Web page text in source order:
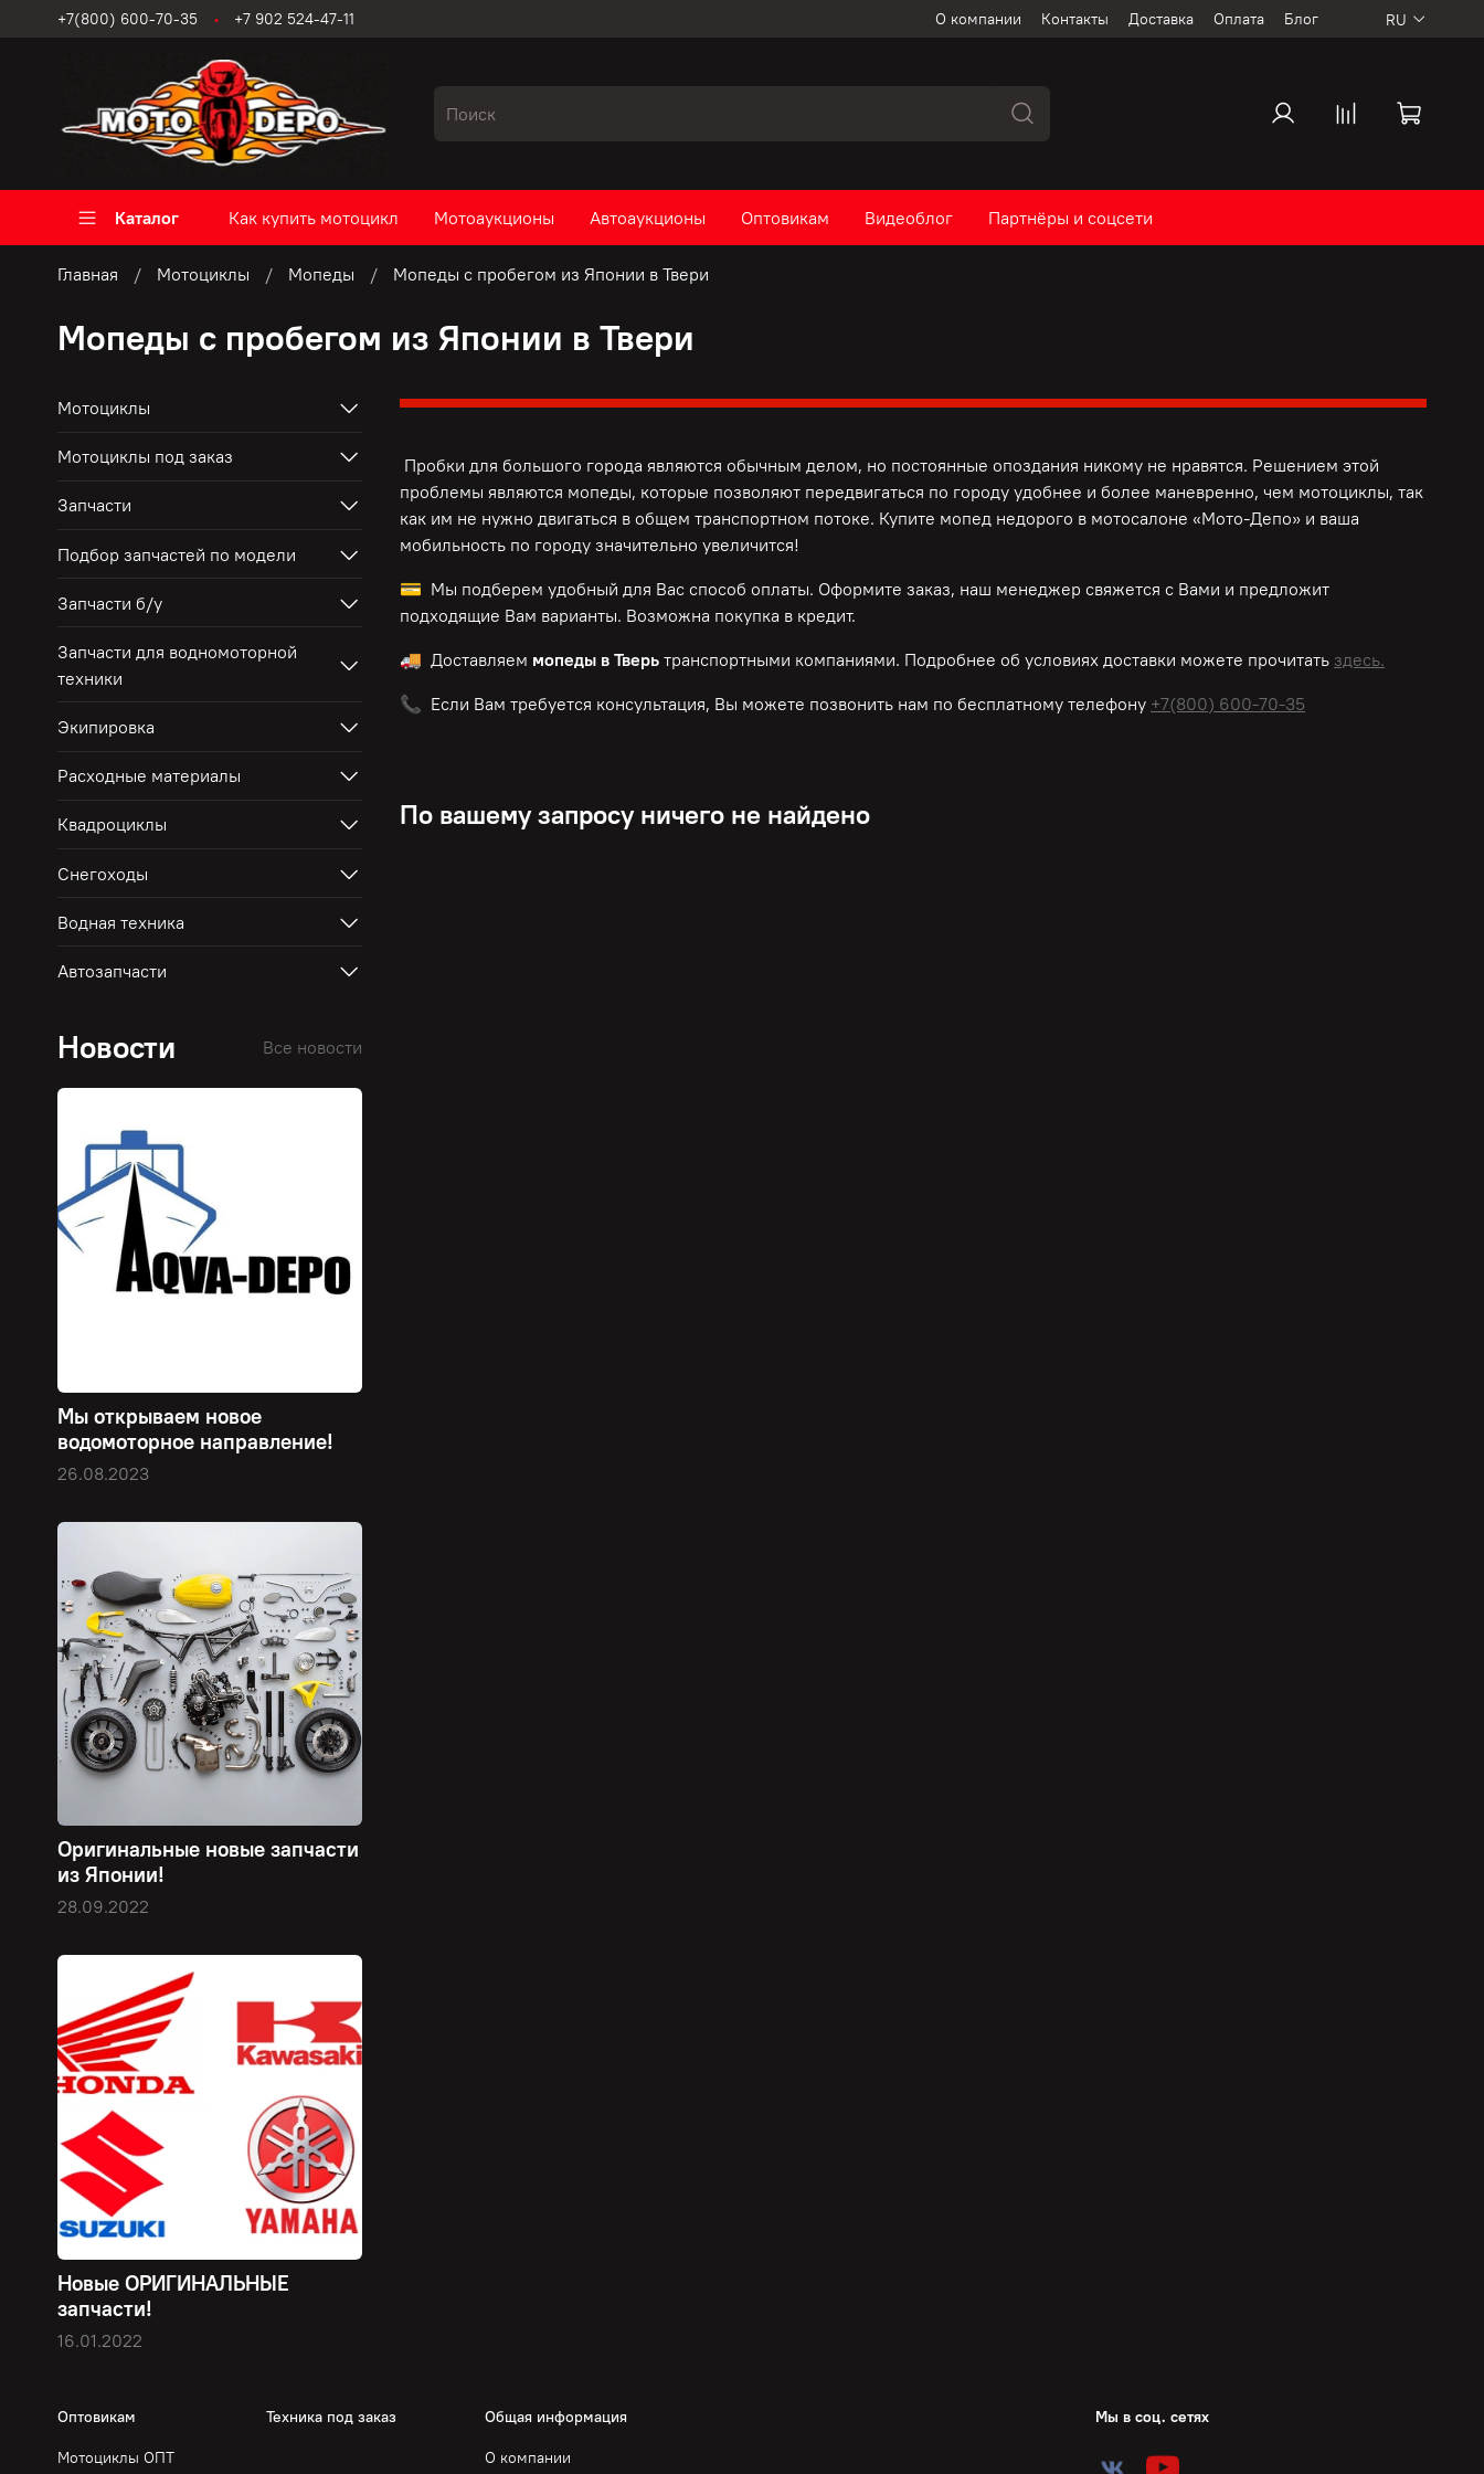
О компании Контакты Доставка Оплата Блог
+7(800) 600-70-35 +7 902 524-47-11 RU
Каталог Как купить мотоцикл Мотоаукционы Автоаукционы Оптовикам Видеоблог Партнёры и соцсети
Главная Мотоциклы Мопеды Мопеды с пробегом из Японии в Твери
Мопеды с пробегом из Японии в Твери
Пробки для большого города являются обычным делом, но постоянные опоздания никому не нравятся. Решением этой
проблемы являются мопеды, которые позволяют передвигаться по городу удобнее и более маневренно, чем мотоциклы, так
как им не нужно двигаться в общем транспортном потоке. Купите мопед недорого в мотосалоне «Мото-Депо» и ваша
мобильность по городу значительно увеличится!
💳 Мы подберем удобный для Вас способ оплаты. Оформите заказ, наш менеджер свяжется с Вами и предложит
подходящие Вам варианты. Возможна покупка в кредит.
🚚 Доставляем мопеды в Тверьтранспортными компаниями. Подробнее об условиях доставки можете прочитать здесь.
📞 Если Вам требуется консультация, Вы можете позвонить нам по бесплатномутелефону +7(800) 600-70-35
По вашему запросу ничего не найдено
Мотоциклы
Мотоциклы под заказ
Запчасти
Подбор запчастей по модели
Запчасти б/у
Запчасти для водномоторной
техники
Экипировка
Расходные материалы
Квадроциклы
Снегоходы
Водная техника
Автозапчасти
Новости Все новости
Мы открываем новое
водомоторное направление!
26.08.2023
Оригинальные новые запчасти
из Японии!
28.09.2022
Новые ОРИГИНАЛЬНЫЕ
запчасти!
16.01.2022
Оптовикам
Мотоциклы ОПТ
Техника под заказ Общая информация
О компании
Мы в соц. сетях